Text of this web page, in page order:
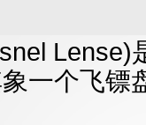
Lense)
一个飞镖